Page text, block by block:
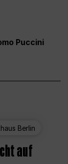
Puccini
Berlin
auf